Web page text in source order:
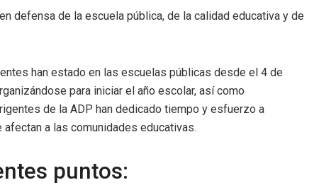
defensa de la escuela pública, de la calidad educativa y de
han estado en las escuelas públicas desde el 4 de
para iniciar el año escolar, así como
de la ADP han dedicado tiempo y esfuerzo a
a las comunidades educativas.
puntos: